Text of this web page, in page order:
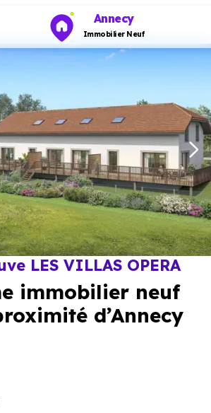
Annecy
Immobilier Neuf
LES VILLAS OPERA
immobilier neuf
d’Annecy